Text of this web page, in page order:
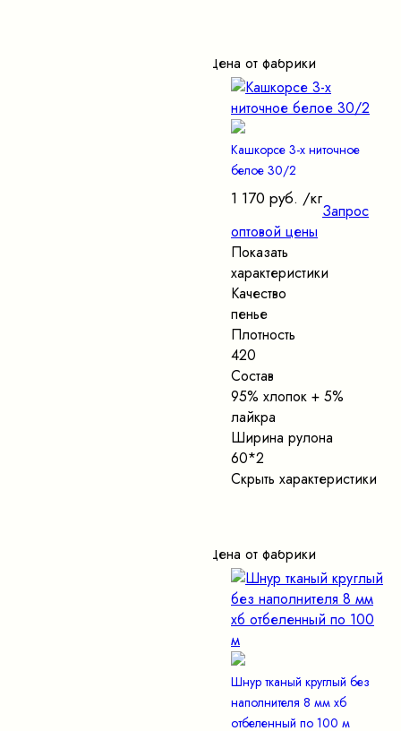
Цена от фабрики
Кашкорсе 3-х ниточное
белое 30/2
1 170 руб. /кг
Запрос
оптовой цены
Показать
характеристики
Качество
пенье
Плотность
420
Состав
95% хлопок + 5%
лайкра
Ширина рулона
60*2
Скрыть характеристики
Цена от фабрики
Шнур тканый круглый без
наполнителя 8 мм хб
отбеленный по 100 м